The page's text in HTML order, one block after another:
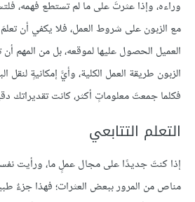
وراءه، وإذا عثرتَ على ما لم تستطع فهمه،
مع الزبون على شروط العمل، فلا يكفي أن
العميل الحصول عليها لموقعه، بل من المهم
الزبون طريقة العمل الكلية، وأيَّ إمكانيةٍ لنقل
فكلما جمعتَ معلوماتٍ أكثر، كانت تقديراتك
التعلم التتابعي
إذا كنتَ جديدًا على مجال عملٍ ما، ورأيت
مناص من المرور ببعض العثرات؛ فهذا جزءٌ